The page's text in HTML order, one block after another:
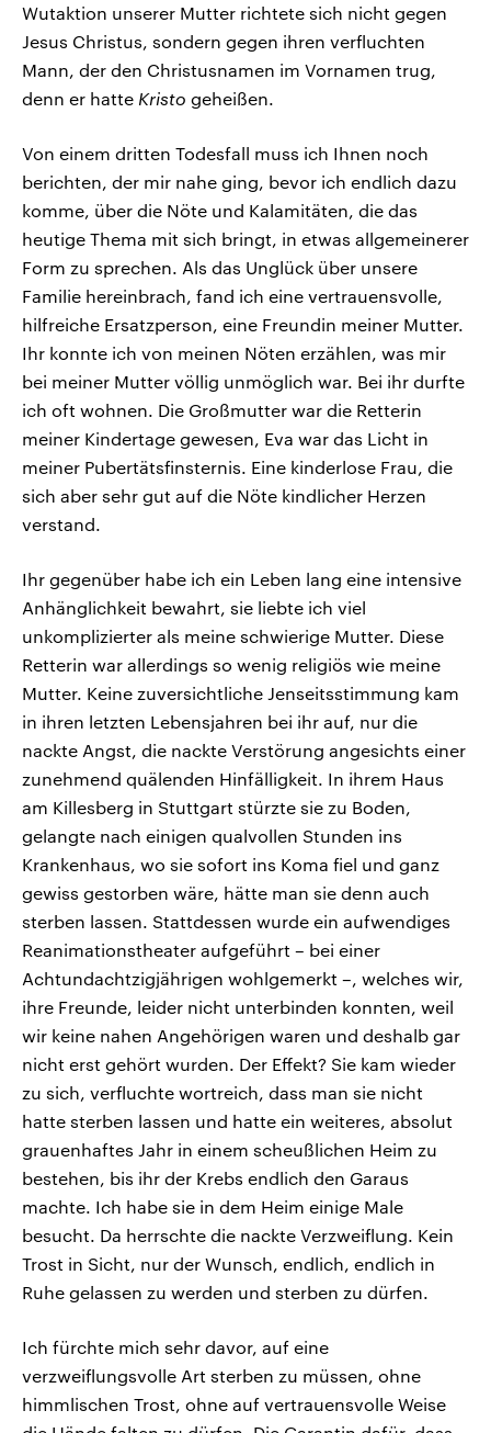
Wutaktion unserer Mutter richtete sich nicht gegen
Jesus Christus, sondern gegen ihren verfluchten
Mann, der den Christusnamen im Vornamen trug,
denn er hatte Kristo geheißen.
Von einem dritten Todesfall muss ich Ihnen noch
berichten, der mir nahe ging, bevor ich endlich dazu
komme, über die Nöte und Kalamitäten, die das
heutige Thema mit sich bringt, in etwas allgemeinerer
Form zu sprechen. Als das Unglück über unsere
Familie hereinbrach, fand ich eine vertrauensvolle,
hilfreiche Ersatzperson, eine Freundin meiner Mutter.
Ihr konnte ich von meinen Nöten erzählen, was mir
bei meiner Mutter völlig unmöglich war. Bei ihr durfte
ich oft wohnen. Die Großmutter war die Retterin
meiner Kindertage gewesen, Eva war das Licht in
meiner Pubertätsfinsternis. Eine kinderlose Frau, die
sich aber sehr gut auf die Nöte kindlicher Herzen
verstand.
Ihr gegenüber habe ich ein Leben lang eine intensive
Anhänglichkeit bewahrt, sie liebte ich viel
unkomplizierter als meine schwierige Mutter. Diese
Retterin war allerdings so wenig religiös wie meine
Mutter. Keine zuversichtliche Jenseitsstimmung kam
in ihren letzten Lebensjahren bei ihr auf, nur die
nackte Angst, die nackte Verstörung angesichts einer
zunehmend quälenden Hinfälligkeit. In ihrem Haus
am Killesberg in Stuttgart stürzte sie zu Boden,
gelangte nach einigen qualvollen Stunden ins
Krankenhaus, wo sie sofort ins Koma fiel und ganz
gewiss gestorben wäre, hätte man sie denn auch
sterben lassen. Stattdessen wurde ein aufwendiges
Reanimationstheater aufgeführt – bei einer
Achtundachtzigjährigen wohlgemerkt –, welches wir,
ihre Freunde, leider nicht unterbinden konnten, weil
wir keine nahen Angehörigen waren und deshalb gar
nicht erst gehört wurden. Der Effekt? Sie kam wieder
zu sich, verfluchte wortreich, dass man sie nicht
hatte sterben lassen und hatte ein weiteres, absolut
grauenhaftes Jahr in einem scheußlichen Heim zu
bestehen, bis ihr der Krebs endlich den Garaus
machte. Ich habe sie in dem Heim einige Male
besucht. Da herrschte die nackte Verzweiflung. Kein
Trost in Sicht, nur der Wunsch, endlich, endlich in
Ruhe gelassen zu werden und sterben zu dürfen.
Ich fürchte mich sehr davor, auf eine
verzweiflungsvolle Art sterben zu müssen, ohne
himmlischen Trost, ohne auf vertrauensvolle Weise